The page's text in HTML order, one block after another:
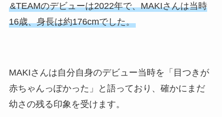
&TEAMのデビューは2022年で、MAKIさんは当時
16歳、身長は約176cmでした。
MAKIさんは自分自身のデビュー当時を「目つきが
赤ちゃんっぽかった」と語っており、確かにまだ
幼さの残る印象を受けます。